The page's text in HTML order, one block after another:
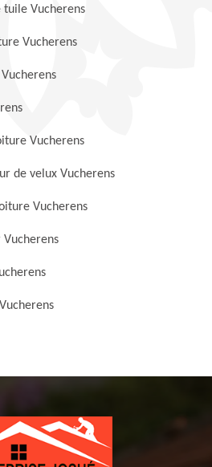
tuile Vucherens
Vucherens
Vucherens
de velux Vucherens
Vucherens